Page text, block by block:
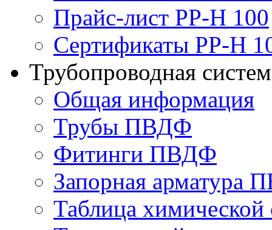
Прайс-лист PP-H 100
Сертификаты PP-H
Трубопроводная
Общая информация
Трубы ПВДФ
Фитинги ПВДФ
Запорная арматура
Таблица химической